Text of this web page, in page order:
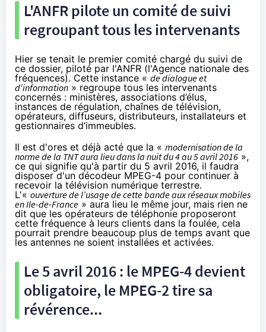
L'ANFR pilote un comité de suivi
regroupant tous les intervenants
Hier se tenait le premier comité chargé du suivi de
ce dossier, piloté par l'ANFR (l'Agence nationale des
fréquences). Cette instance « de dialogue et
d'information » regroupe tous les intervenants
concernés : ministères, associations d’élus,
instances de régulation, chaînes de télévision,
opérateurs, diffuseurs, distributeurs, installateurs et
gestionnaires d’immeubles.
Il est d'ores et déjà acté que la « modernisation de la
norme de la TNT aura lieu dans la nuit du 4 au 5 avril 2016 »,
ce qui signifie qu'à partir du 5 avril 2016, il faudra
disposer d'un décodeur MPEG-4 pour continuer à
recevoir la télévision numérique terrestre.
L'« ouverture de l’usage de cette bande aux réseaux mobiles
en Ile-de-France » aura lieu le même jour, mais rien ne
dit que les opérateurs de téléphonie proposeront
cette fréquence à leurs clients dans la foulée, cela
pourrait prendre beaucoup plus de temps avant que
les antennes ne soient installées et activées.
Le 5 avril 2016 : le MPEG-4 devient
obligatoire, le MPEG-2 tire sa
révérence...